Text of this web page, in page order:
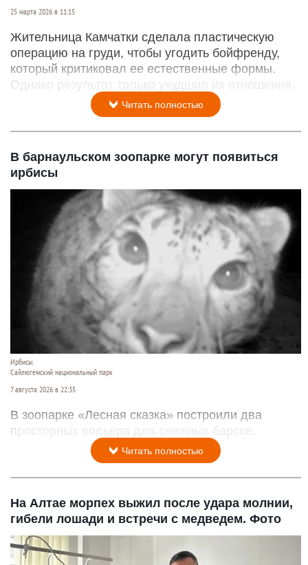
25 марта 2026 в 11:15
Жительница Камчатки сделала пластическую
операцию на груди, чтобы угодить бойфренду,
который критиковал ее естественные формы.
Однако результат только ухудшил их отношения.
Читать полностью
В барнаульском зоопарке могут появиться
ирбисы
Ирбисы.
Сайлюгемский национальный парк
7 августа 2026 в 22:35
В зоопарке «Лесная сказка» построили два
просторных вольера для снежных барсов.
Читать полностью
На Алтае морпех выжил после удара молнии,
гибели лошади и встречи с медведем. Фото